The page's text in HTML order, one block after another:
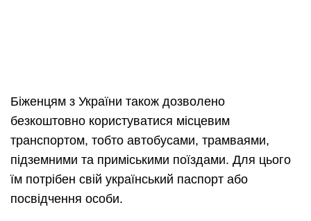
Біженцям з України також дозволено
безкоштовно користуватися місцевим
транспортом, тобто автобусами, трамваями,
підземними та приміськими поїздами. Для цього
їм потрібен свій український паспорт або
посвідчення особи.